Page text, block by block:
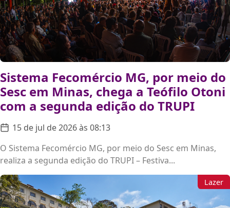
Sistema Fecomércio MG, por meio do
Sesc em Minas, chega a Teófilo Otoni
com a segunda edição do TRUPI
15 de jul de 2026 às 08:13
O Sistema Fecomércio MG, por meio do Sesc em Minas,
realiza a segunda edição do TRUPI – Festiva...
Lazer